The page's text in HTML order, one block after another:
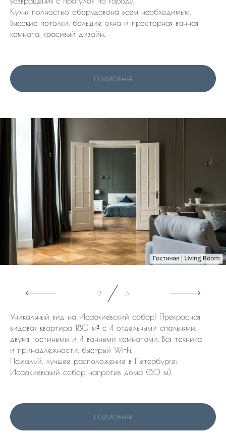
Кухня полностью оборудована всем необходимым.
Высокие потолки, большие окна и просторная ванная
комната, красивый дизайн.
ПОДРОБНЕЕ
3 3
Уникальный вид на Исаакиевский собор! Прекрасная
видовая квартира 180 м² с 4 отдельными спальнями,
двумя гостиными и 4 ванными комнатами. Вся техника
и принадлежности, быстрый Wi-Fi.
Пожалуй, лучшее расположение в Петербурге:
Исаакиевский собор напротив дома (50 м).
ПОДРОБНЕЕ